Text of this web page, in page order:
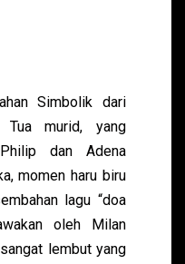
Simbolik dari
Tua murid, yang
dan Adena
momen haru biru
lagu “doa
oleh Milan
lembut yang